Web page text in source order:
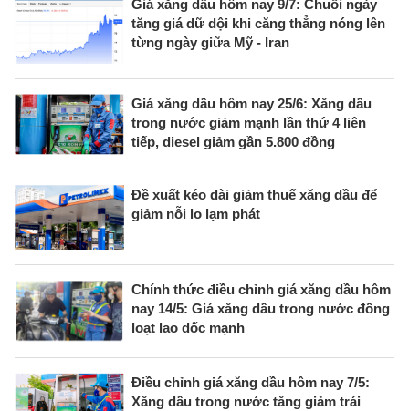
Giá xăng dầu hôm nay 9/7: Chuỗi ngày
tăng giá dữ dội khi căng thẳng nóng lên
từng ngày giữa Mỹ - Iran
Giá xăng dầu hôm nay 25/6: Xăng dầu
trong nước giảm mạnh lần thứ 4 liên
tiếp, diesel giảm gần 5.800 đồng
Đề xuất kéo dài giảm thuế xăng dầu để
giảm nỗi lo lạm phát
Chính thức điều chỉnh giá xăng dầu hôm
nay 14/5: Giá xăng dầu trong nước đồng
loạt lao dốc mạnh
Điều chỉnh giá xăng dầu hôm nay 7/5:
Xăng dầu trong nước tăng giảm trái